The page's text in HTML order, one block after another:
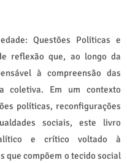
Questões Políticas e
reflexão que, ao longo da
à compreensão das
coletiva. Em um contexto
políticas, reconfigurações
sociais, este livro
e crítico voltado à
que compõem o tecido social